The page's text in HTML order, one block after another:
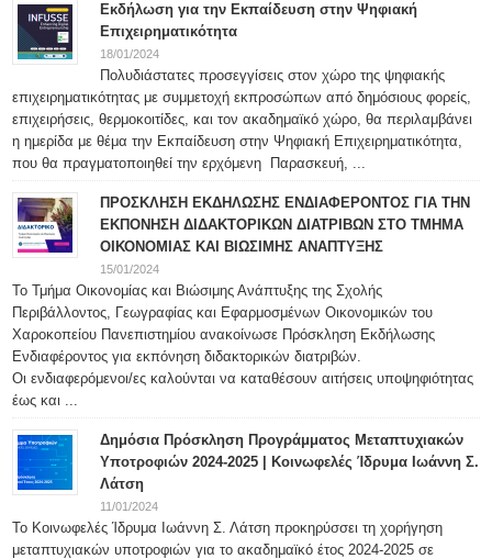
Εκδήλωση για την Εκπαίδευση στην Ψηφιακή
Επιχειρηματικότητα
18/01/2024
Πολυδιάστατες προσεγγίσεις στον χώρο της ψηφιακής
επιχειρηματικότητας με συμμετοχή εκπροσώπων από δημόσιους φορείς,
επιχειρήσεις, θερμοκοιτίδες, και τον ακαδημαϊκό χώρο, θα περιλαμβάνει
η ημερίδα με θέμα την Εκπαίδευση στην Ψηφιακή Επιχειρηματικότητα,
που θα πραγματοποιηθεί την ερχόμενη Παρασκευή, ...
ΠΡΟΣΚΛΗΣΗ ΕΚΔΗΛΩΣΗΣ ΕΝΔΙΑΦΕΡΟΝΤΟΣ ΓΙΑ ΤΗΝ
ΕΚΠΟΝΗΣΗ ΔΙΔΑΚΤΟΡΙΚΩΝ ΔΙΑΤΡΙΒΩΝ ΣΤΟ ΤΜΗΜΑ
ΟΙΚΟΝΟΜΙΑΣ ΚΑΙ ΒΙΩΣΙΜΗΣ ΑΝΑΠΤΥΞΗΣ
15/01/2024
Το Τμήμα Οικονομίας και Βιώσιμης Ανάπτυξης της Σχολής
Περιβάλλοντος, Γεωγραφίας και Εφαρμοσμένων Οικονομικών του
Χαροκοπείου Πανεπιστημίου ανακοίνωσε Πρόσκληση Εκδήλωσης
Ενδιαφέροντος για εκπόνηση διδακτορικών διατριβών.
Οι ενδιαφερόμενοι/ες καλούνται να καταθέσουν αιτήσεις υποψηφιότητας
έως και ...
Δημόσια Πρόσκληση Προγράμματος Μεταπτυχιακών
Υποτροφιών 2024-2025 | Κοινωφελές Ίδρυμα Ιωάννη Σ.
Λάτση
11/01/2024
Το Κοινωφελές Ίδρυμα Ιωάννη Σ. Λάτση προκηρύσσει τη χορήγηση
μεταπτυχιακών υποτροφιών για το ακαδημαϊκό έτος 2024-2025 σε